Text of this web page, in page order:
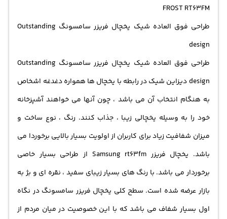
خوردنی در داخل آن می باشید. با پوشش ضد باکتری یخچال
فریزر سامسونگ مانع از رشد باکتری ها به داخل مواد غذایی
قابلیت بدون برفک ان می باشد. به منظور رفع بوی بد داخل
یخچال با تکنولوژی بسیار پیشرفته نانو سیلور تولید شده است.
با قابلیت یخ سازی به صورت خودکار یخی کاملاً تمیز در اختیار ما
قرار می گیرد. به وسیله صفحه نمایش led ان امکان مشاهده
درجه و میزان دمای داخلی برای ما فراهم می شود. میزان بهره
وری انرژی در این یخچال فریزر +A می باشد. به هنگام باز بدون
درب یخچال فریزر سامسونگ خود به صورت خود کار هشدار می
دهد.
FROST RT63FM
طراحی فوق العاده شیک یخچال فریزر سامسونگ Outstanding
design
طراحی فوق العاده شیک یخچال فریزر سامسونگ Outstanding
design دیزاین شیک در رابطه با یخچال ها همواره دغدغه اشخاص
به هنگام انتخاب آن می باشد ، چون آنها می خواهند آشپزخانه
خود را به وسیله یخچالی زیبا ، جذاب کنند. رنگ ، نوع ساخت و
میزان شفافیت زیاد برای کاربران از اولویت بسیار بالایی برخوردا می
باشد. یخچال فریزر Samsung rt63fm از طراحی بسیار خاصی
برخوردار می باشد. با رنگ های بسیار زیبای سفید ، نقره ای و بژ به
بازار عرضه شده است. سطح کلی یخچال فریزر سامسونگ در نگاه
اول بسیار شفاف می باشد که با این خصوصیت در میان مردم از